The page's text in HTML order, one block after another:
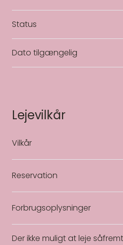
Status
Dato tilgængelig
Lejevilkår
Vilkår
Reservation
Forbrugsoplysninger
Der ikke muligt at leje